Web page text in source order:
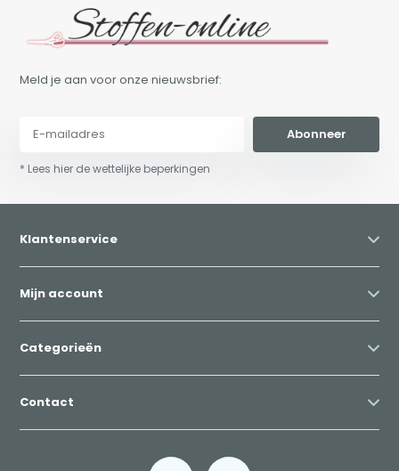
Meld je aan voor onze nieuwsbrief:
Abonneer
* Lees hier de wettelijke beperkingen
Klantenservice
Mijn account
Categorieën
Contact